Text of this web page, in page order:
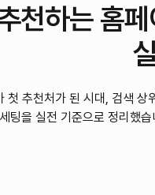
천하는 홈
추천처가 된 시대, 검색 상
팅을 실전 기준으로 정리했습